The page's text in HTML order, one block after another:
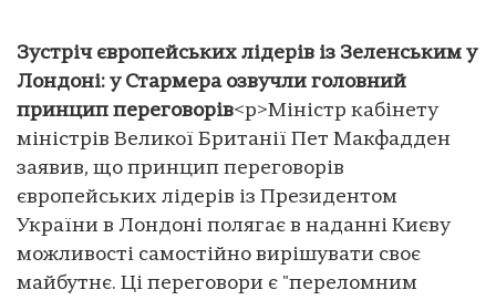
Зустріч європейських лідерів із Зеленським у
Лондоні: у Стармера озвучли головний
принцип переговорів<p>Міністр кабінету
міністрів Великої Британії Пет Макфадден
заявив, що принцип переговорів
європейських лідерів із Президентом
України в Лондоні полягає в наданні Києву
можливості самостійно вирішувати своє
майбутнє. Ці переговори є "переломним